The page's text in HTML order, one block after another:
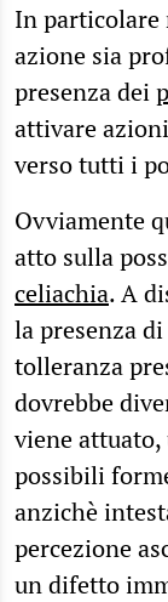
In particolare
azione sia
presenza dei
attivare
verso tutti i
Ovviamente
atto sulla
celiachia. A
la presenza
tolleranza
dovrebbe
viene
possibili
anzichè
percezione
un difetto